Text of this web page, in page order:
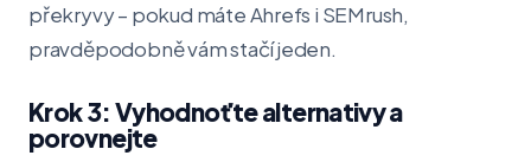
překryvy – pokud máte Ahrefs i SEMrush,
pravděpodobně vám stačí jeden.
Krok 3: Vyhodnoťte alternativy a
porovnejte